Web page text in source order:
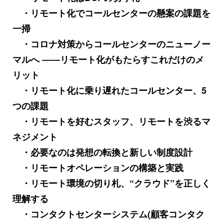
・リモート化でコールセンターの懸案の課題を
一掃
・コロナ対策からコールセンターのニューノー
マルへ ――リモート化がもたらすこれだけのメ
リット
・リモート化に乗り遅れたコールセンター、5
つの課題
・リモートを好むスタッフ、リモートを渋るマ
ネジメント
・必要なのは発想の転換と新しい制度設計
・リモートオペレーションの構築と実践
・リモート環境の切り札、“クラウド”を正しく
理解する
・コンタクトセンターシステム(顧客コンタク